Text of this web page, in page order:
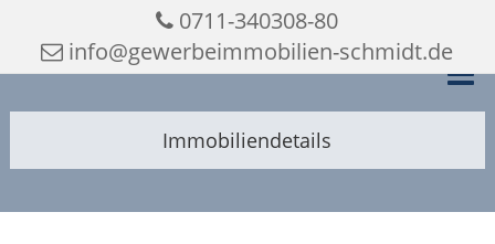
0711-340308-80
info@gewerbeimmobilien-schmidt.de
Immobiliendetails